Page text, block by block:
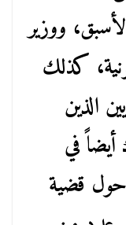
ووزير
كذلك
الذين
في
حول قضية